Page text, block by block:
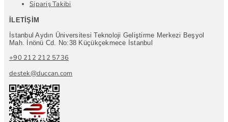
Sipariş Takibi
İLETIŞIM
İstanbul Aydın Üniversitesi Teknoloji Geliştirme Merkezi Beşyol
Mah. İnönü Cd. No:38 Küçükçekmece İstanbul
+90 212 212 5736
destek@duccan.com